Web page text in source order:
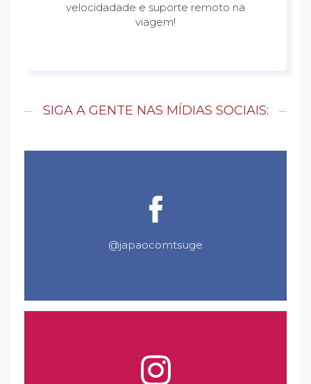
velocidadade e suporte remoto na
viagem!
SIGA A GENTE NAS MÍDIAS SOCIAIS:
@japaocomtsuge